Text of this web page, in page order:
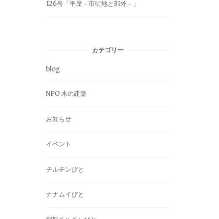
126号「平屋－市街地と郊外－」
カテゴリー
blog
NPO 木の建築
お知らせ
イベント
チルチンびと
ナナムイびと